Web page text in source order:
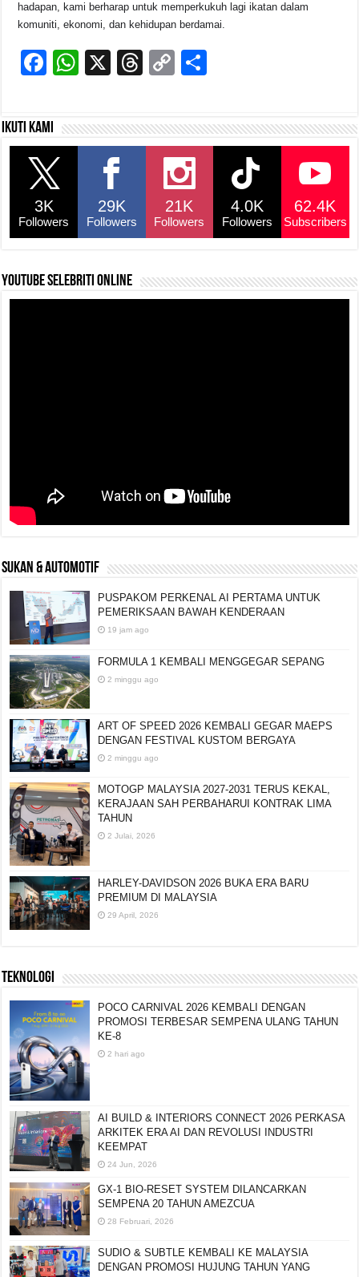
hadapan, kami berharap untuk memperkukuh lagi ikatan dalam
komuniti, ekonomi, dan kehidupan berdamai.
F
c
e
b
o
o
k
W
s
p
X
T
a
C
y
Li
n
k
e
Ikuti kami
3K
Followers
29K
Followers
21K
Followers
4.0K
Followers
62.4K
Subscribers
YouTube selebriti online
SUKAN & AUTOMOTIF
PUSPAKOM PERKENAL AI PERTAMA UNTUK
PEMERIKSAAN BAWAH KENDERAAN
19 jam ago
FORMULA 1 KEMBALI MENGGEGAR SEPANG
2 minggu ago
ART OF SPEED 2026 KEMBALI GEGAR MAEPS
DENGAN FESTIVAL KUSTOM BERGAYA
2 minggu ago
MOTOGP MALAYSIA 2027-2031 TERUS KEKAL,
KERAJAAN SAH PERBAHARUI KONTRAK LIMA
TAHUN
2 Julai, 2026
HARLEY-DAVIDSON 2026 BUKA ERA BARU
PREMIUM DI MALAYSIA
29 April, 2026
TEKNOLOGI
POCO CARNIVAL 2026 KEMBALI DENGAN
PROMOSI TERBESAR SEMPENA ULANG TAHUN
KE-8
2 hari ago
AI BUILD & INTERIORS CONNECT 2026 PERKASA
ARKITEK ERA AI DAN REVOLUSI INDUSTRI
KEEMPAT
24 Jun, 2026
GX-1 BIO-RESET SYSTEM DILANCARKAN
SEMPENA 20 TAHUN AMEZCUA
28 Februari, 2026
SUDIO & SUBTLE KEMBALI KE MALAYSIA
DENGAN PROMOSI HUJUNG TAHUN YANG